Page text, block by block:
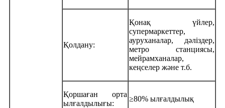
Қолдану:
Қонақ үйлер,
супермаркеттер,
ауруханалар, дәліздер,
метро станциясы,
мейрамханалар,
кеңселер және т.б.
Қоршаған орта
ылғалдылығы:
≥80% ылғалдылық